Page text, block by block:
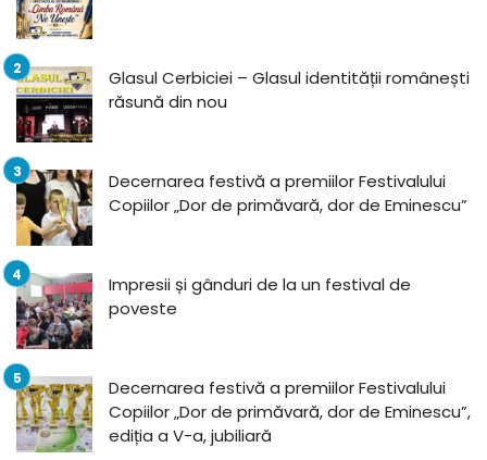
Glasul Cerbiciei – Glasul identității românești
răsună din nou
Decernarea festivă a premiilor Festivalului
Copiilor „Dor de primăvară, dor de Eminescu”
Impresii și gânduri de la un festival de
poveste
Decernarea festivă a premiilor Festivalului
Copiilor „Dor de primăvară, dor de Eminescu”,
ediția a V-a, jubiliară